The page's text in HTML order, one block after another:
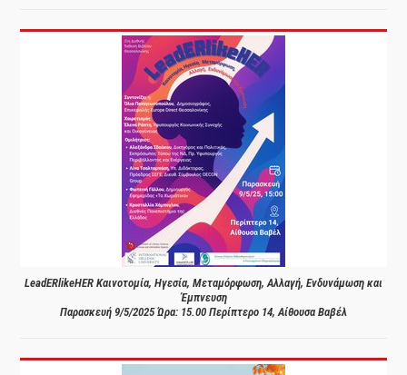
LeadERlikeHER Καινοτομία, Ηγεσία, Μεταμόρφωση, Αλλαγή, Ενδυνάμωση και
Έμπνευση
Παρασκευή 9/5/2025 Ώρα: 15.00 Περίπτερο 14, Αίθουσα Βαβέλ